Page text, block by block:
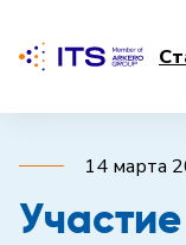
14 марта